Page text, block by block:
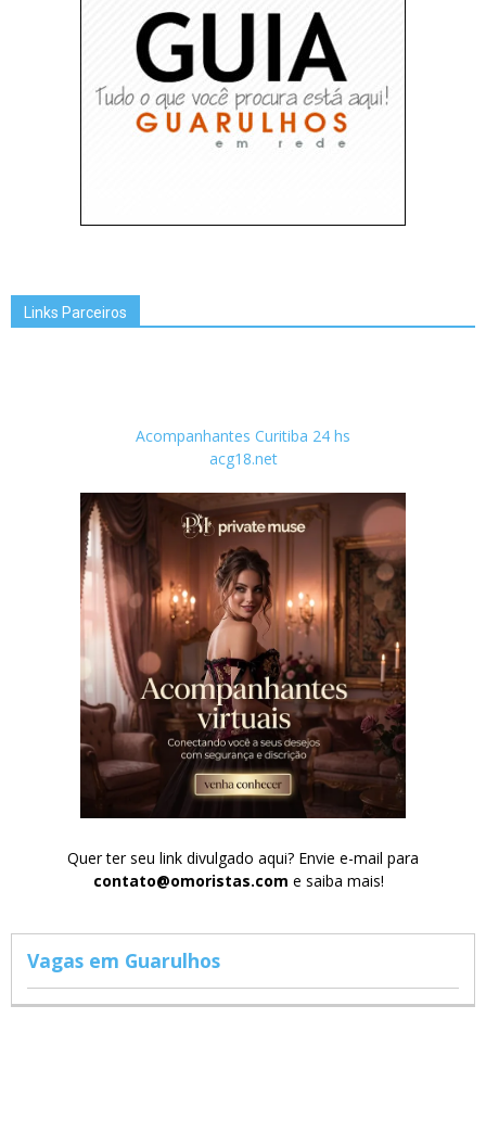
Links Parceiros
Acompanhantes Curitiba 24 hs
acg18.net
Quer ter seu link divulgado aqui? Envie e-mail para
contato@omoristas.com e saiba mais!
Vagas em Guarulhos